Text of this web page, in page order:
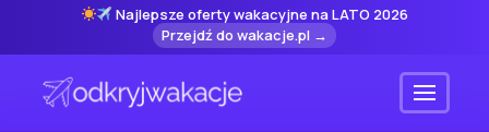
Najlepsze oferty wakacyjne na LATO 2026
Przejdź do wakacje.pl →
Menu